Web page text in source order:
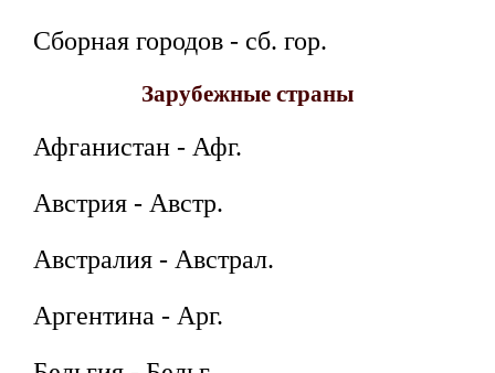
Сборная городов - сб. гор.
Зарубежные страны
Афганистан - Афг.
Австрия - Австр.
Австралия - Австрал.
Аргентина - Арг.